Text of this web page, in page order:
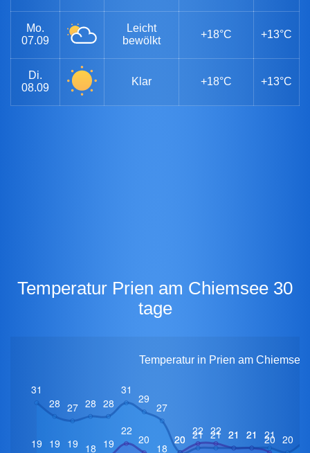
Mo.
07.09
Leicht
bewölkt
+18°C +13°C
Di.
08.09
Klar +18°C +13°C
Temperatur Prien am Chiemsee 30
tage
Temperatur in Prien am